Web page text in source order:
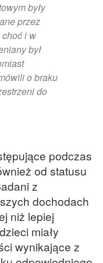
były
przez
i w
był
o braku
do
podczas
od statusu
z
dochodach
niż lepiej
miały
wynikające z